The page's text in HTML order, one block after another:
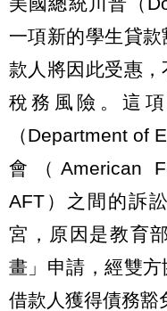
一項新的學生貸
款人將因此受惠
稅務風險。這
（Department of
會（American
AFT）之間的訴
宮，原因是教育
畫」申請，經雙
借款人獲得債務豁